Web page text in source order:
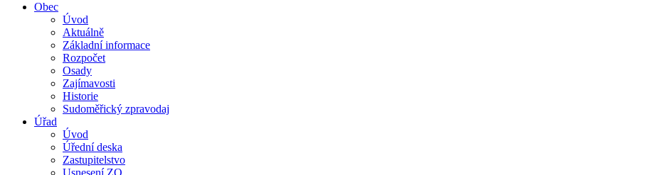
Obec
Úvod
Aktuálně
Základní informace
Rozpočet
Osady
Zajímavosti
Historie
Sudoměřický zpravodaj
Úřad
Úvod
Úřední deska
Zastupitelstvo
Usnesení ZO